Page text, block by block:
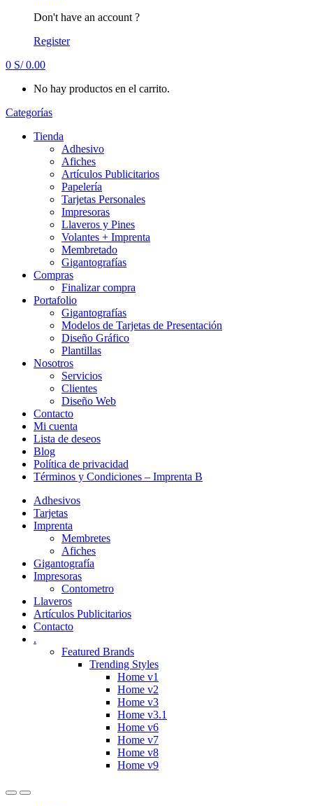
Don't have an account ?
Register
0 S/0.00
No hay productos en el carrito.
Categorías
Tienda
Adhesivo
Afiches
Artículos Publicitarios
Papelería
Tarjetas Personales
Impresoras
Llaveros y Pines
Volantes + Imprenta
Membretado
Gigantografías
Compras
Finalizar compra
Portafolio
Gigantografías
Modelos de Tarjetas de Presentación
Diseño Gráfico
Plantillas
Nosotros
Servicios
Clientes
Diseño Web
Contacto
Mi cuenta
Lista de deseos
Blog
Política de privacidad
Términos y Condiciones – Imprenta B
Adhesivos
Tarjetas
Imprenta
Membretes
Afiches
Gigantografía
Impresoras
Contometro
Llaveros
Artículos Publicitarios
Contacto
.
Featured Brands
Trending Styles
Home v1
Home v2
Home v3
Home v3.1
Home v6
Home v7
Home v8
Home v9